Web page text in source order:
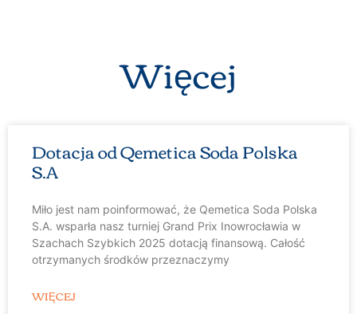
Więcej
Dotacja od Qemetica Soda Polska
S.A
Miło jest nam poinformować, że Qemetica Soda Polska
S.A. wsparła nasz turniej Grand Prix Inowrocławia w
Szachach Szybkich 2025 dotacją finansową. Całość
otrzymanych środków przeznaczymy
WIĘCEJ